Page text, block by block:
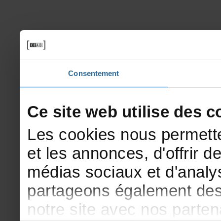
Consentement